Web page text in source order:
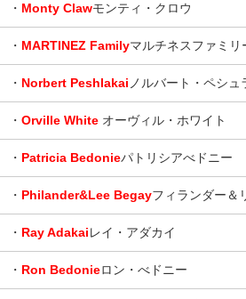
・ Monty Clawモンティ・クロウ
・ MARTINEZ Familyマルチネスファミリ
・ Norbert Peshlakai ノルバート・ペシュ
・ Orville White オーヴィル・ホワイト
・ Patricia Bedonieパトリシアべドニー
・ Philander&Lee Begayフィランダー＆
・ Ray Adakaiレイ・アダカイ
・ Ron Bedonieロン・べドニー